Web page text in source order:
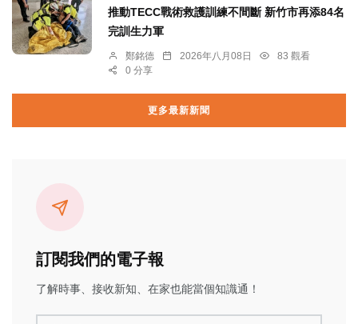
推動TECC戰術救護訓練不間斷 新竹市再添84名
完訓生力軍
鄭銘德 2026年八月08日
83 觀看
0 分享
更多最新新聞
訂閱我們的電子報
了解時事、接收新知、在家也能當個知識通！